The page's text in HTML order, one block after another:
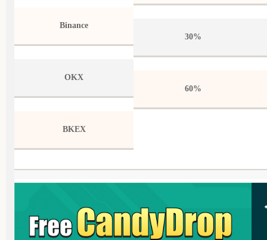
Binance
OKX
BKEX
30%
60%